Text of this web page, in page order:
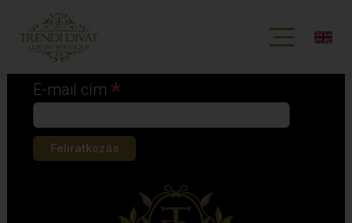
Iratkozz fel hírlevelünkre!
*
E-mail cím*